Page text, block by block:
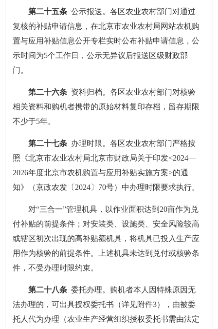
第二十五条 公示报送。各区农业农村部门对通过
复核的补贴申请信息，在北京市农业农村局网站农机购
置与应用补贴信息公开专栏实时公布补贴申请信息，公
示时间为5个工作日，公示无异议后报送区级财政部
门。
第二十六条 资料归档。各区农业农村部门对核验
相关资料和购机者携带的原始材料复印存档，留存期限
不少于5年。
第二十七条 办理时限。各区农业农村部门严格按
照《北京市农业农村局北京市财政局关于印发<2024—
2026年度北京市农机购置与应用补贴实施方案>的通
知》（京政农发〔2024〕70号）中办理时限要求执行。
对“三合一”管理机具，以作业面积达到20亩作为兑
付补贴的前提条件；对安装类、设施类、安全风险较高
或辖区初次出现的高补贴额机具，将机具已投入生产应
用作为核验的前提条件。上述机具未达到兑付或核验条
件，不受办理时限约束。
第二十八条 委托办理。购机者本人因特殊原因无
法办理的，可出具授权委托书（详见附件3），由被委
托人代为办理（农业生产经营组织授权委托书需由法定